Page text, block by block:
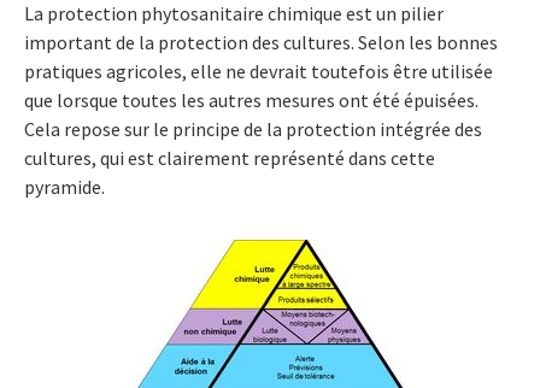
La protection phytosanitaire chimique est un pilier
important de la protection des cultures. Selon les bonnes
pratiques agricoles, elle ne devrait toutefois être utilisée
que lorsque toutes les autres mesures ont été épuisées.
Cela repose sur le principe de la protection intégrée des
cultures, qui est clairement représenté dans cette
pyramide.